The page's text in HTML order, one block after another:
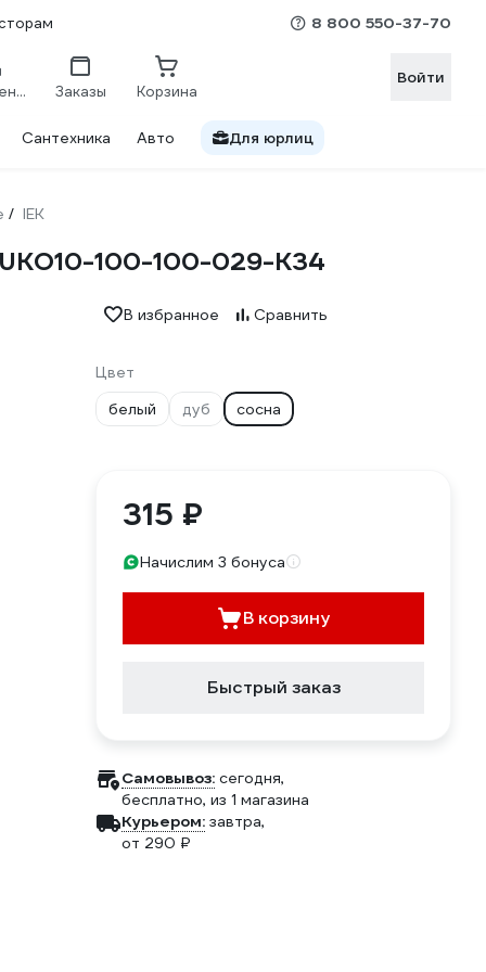
8 800 550-37-70
Сравнение Заказы Корзина
Войти
Сантехника Авто Для юрлиц
/ IEK
100-100-029-K34
В избранное Сравнить
Цвет
белый
дуб сосна
315 ₽
Начислим 3 бонуса
В корзину
Быстрый заказ
Самовывоз: сегодня,
бесплатно, из 1 магазина
Курьером: завтра,
от 290 ₽